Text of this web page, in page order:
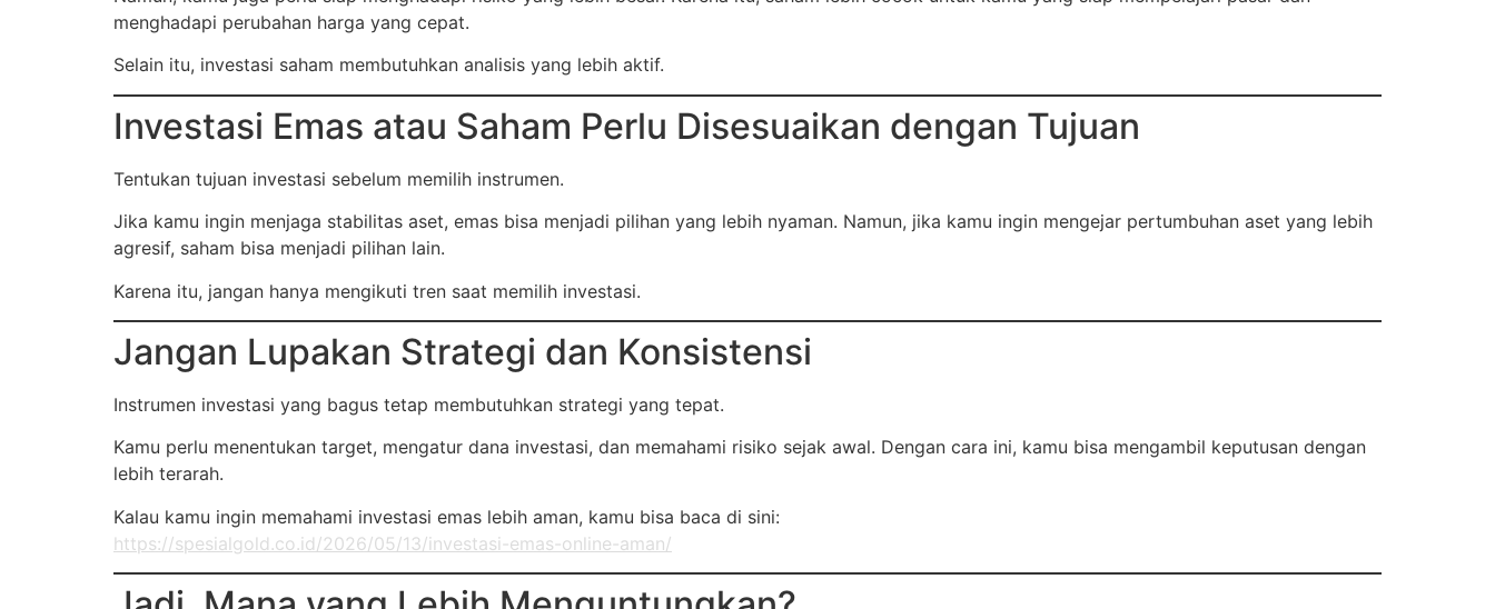
menghadapi perubahan harga yang cepat.
Selain itu, investasi saham membutuhkan analisis yang lebih aktif.
Investasi Emas atau Saham Perlu Disesuaikan dengan Tujuan
Tentukan tujuan investasi sebelum memilih instrumen.
Jika kamu ingin menjaga stabilitas aset, emas bisa menjadi pilihan yang lebih nyaman. Namun, jika kamu ingin mengejar pertumbuhan aset yang lebih
agresif, saham bisa menjadi pilihan lain.
Karena itu, jangan hanya mengikuti tren saat memilih investasi.
Jangan Lupakan Strategi dan Konsistensi
Instrumen investasi yang bagus tetap membutuhkan strategi yang tepat.
Kamu perlu menentukan target, mengatur dana investasi, dan memahami risiko sejak awal. Dengan cara ini, kamu bisa mengambil keputusan dengan
lebih terarah.
Kalau kamu ingin memahami investasi emas lebih aman, kamu bisa baca di sini:
https://spesialgold.co.id/2026/05/13/investasi-emas-online-aman/